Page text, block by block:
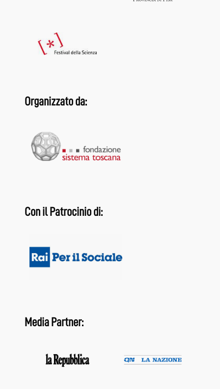
Organizzato da:
Con il Patrocinio di:
Media Partner: